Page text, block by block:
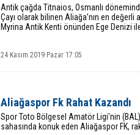
Antik çağda Titnaios, Osmanlı
Çayı olarak bilinen Aliağa’nın en değerli
Myrina Antik Kenti önünden Ege Denizi
24 Kasım 2019 Pazar 17:05
Aliağaspor Fk Rahat Kazandı
Spor Toto Bölgesel Amatör Ligi’nin
sahasında konuk eden Aliağaspor FK,